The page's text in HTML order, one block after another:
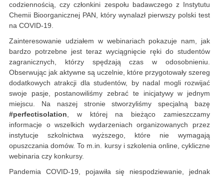
codziennością, czy członkini zespołu badawczego z Instytutu
Chemii Bioorganicznej PAN, który wynalazł pierwszy polski test
na COVID-19.
Zainteresowanie udziałem w webinariach pokazuje nam, jak
bardzo potrzebne jest teraz wyciągnięcie ręki do studentów
zagranicznych, którzy spędzają czas w odosobnieniu.
Obserwując jak aktywne są uczelnie, które przygotowały szereg
dodatkowych atrakcji dla studentów, by nadal mogli rozwijać
swoje pasje, postanowiliśmy zebrać te inicjatywy w jednym
miejscu. Na naszej stronie stworzyliśmy specjalną bazę
#perfectisolation, w której na bieżąco zamieszczamy
informacje o wszelkich wydarzeniach organizowanych przez
instytucje szkolnictwa wyższego, które nie wymagają
opuszczania domów. To m.in. kursy i szkolenia online, cykliczne
webinaria czy konkursy.
Pandemia COVID-19, pojawiła się niespodziewanie, jednak